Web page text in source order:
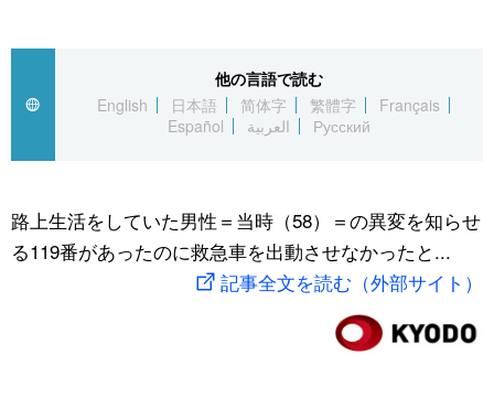
Русский
経済・ビジネス
国際
文化
トップ
アーカイブ
In-depth
Japan Data
動画/Live
スポーツ・東京2020
他の言語で読む
English
日本語 简体字 繁體字
Français
Español
العربية Русский
路上生活をしていた男性＝当時（58）＝の異変を知らせ
る119番があったのに救急車を出動させなかったと...
記事全文を読む（外部サイト）